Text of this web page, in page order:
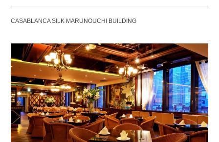
CASABLANCA SILK MARUNOUCHI BUILDING